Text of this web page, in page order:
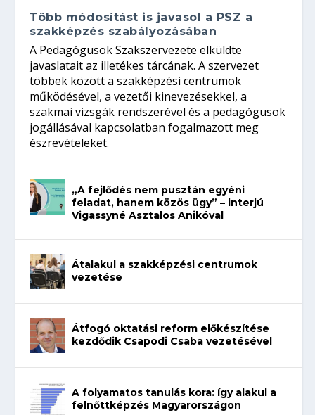
Több módosítást is javasol a PSZ a
szakképzés szabályozásában
A Pedagógusok Szakszervezete elküldte
javaslatait az illetékes tárcának. A szervezet
többek között a szakképzési centrumok
működésével, a vezetői kinevezésekkel, a
szakmai vizsgák rendszerével és a pedagógusok
jogállásával kapcsolatban fogalmazott meg
észrevételeket.
„A fejlődés nem pusztán egyéni
feladat, hanem közös ügy” – interjú
Vigassyné Asztalos Anikóval
Átalakul a szakképzési centrumok
vezetése
Átfogó oktatási reform előkészítése
kezdődik Csapodi Csaba vezetésével
A folyamatos tanulás kora: így alakul a
felnőttképzés Magyarországon